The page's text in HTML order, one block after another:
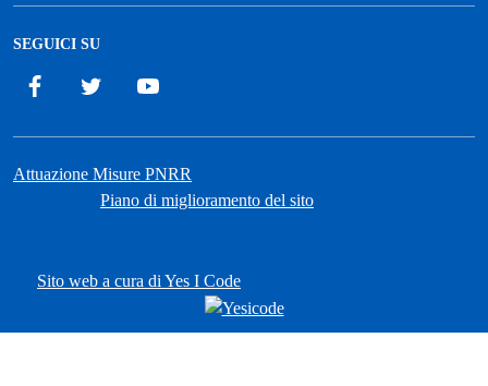
SEGUICI SU
Facebook Twitter
Attuazione Misure PNRR
Piano di miglioramento del sito
Sito web a cura di Yes I Code